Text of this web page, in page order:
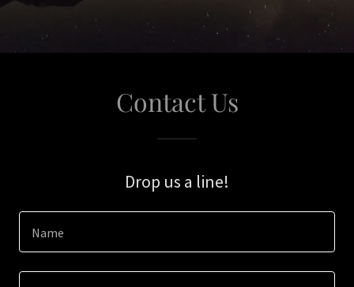
Contact Us
Drop us a line!
Name